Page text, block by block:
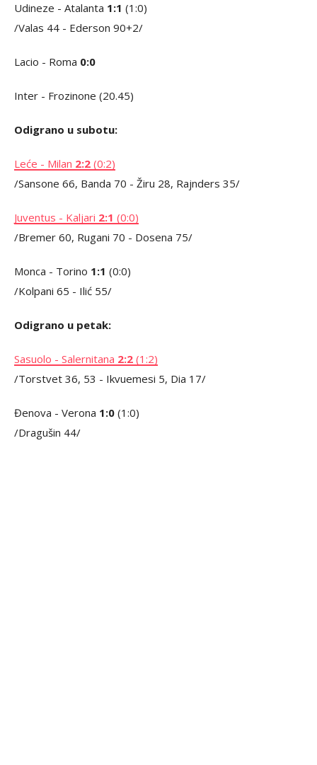
Udineze - Atalanta 1:1 (1:0)
/Valas 44 - Ederson 90+2/
Lacio - Roma 0:0
Inter - Frozinone (20.45)
Odigrano u subotu:
Leće - Milan 2:2 (0:2)
/Sansone 66, Banda 70 - Žiru 28, Rajnders 35/
Juventus - Kaljari 2:1 (0:0)
/Bremer 60, Rugani 70 - Dosena 75/
Monca - Torino 1:1 (0:0)
/Kolpani 65 - Ilić 55/
Odigrano u petak:
Sasuolo - Salernitana 2:2 (1:2)
/Torstvet 36, 53 - Ikvuemesi 5, Dia 17/
Đenova - Verona 1:0 (1:0)
/Dragušin 44/